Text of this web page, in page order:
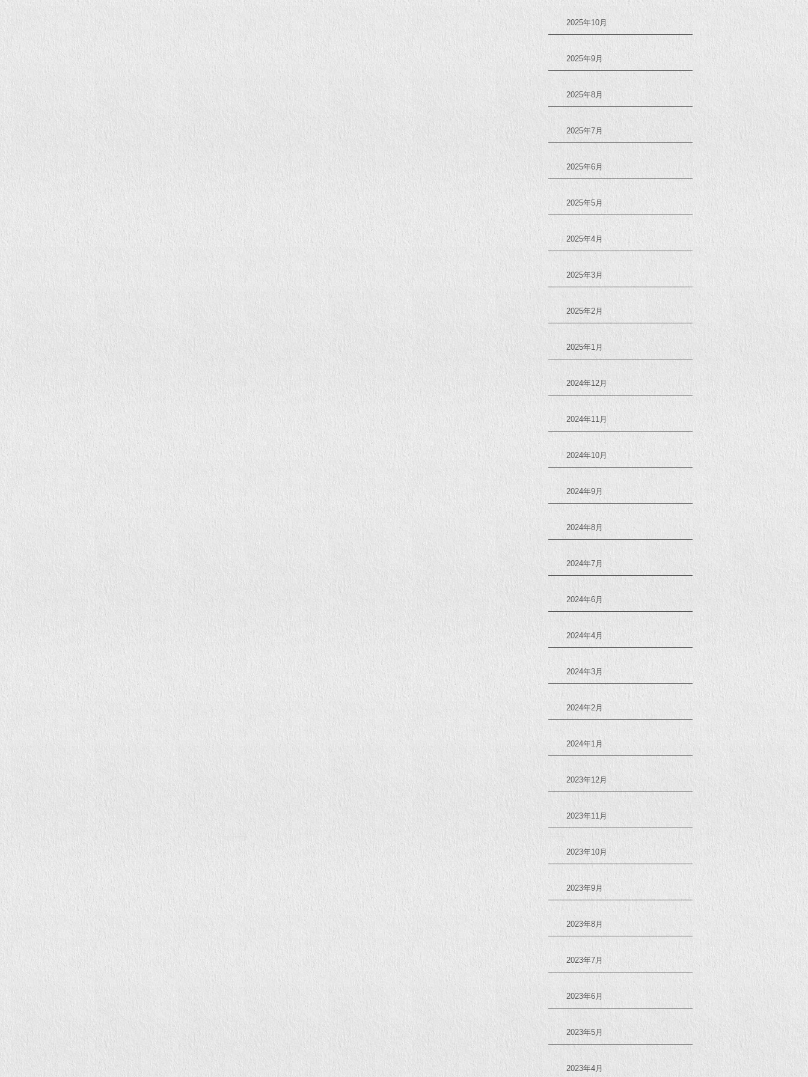
2025年10月
2025年9月
2025年8月
2025年7月
2025年6月
2025年5月
2025年4月
2025年3月
2025年2月
2025年1月
2024年12月
2024年11月
2024年10月
2024年9月
2024年8月
2024年7月
2024年6月
2024年4月
2024年3月
2024年2月
2024年1月
2023年12月
2023年11月
2023年10月
2023年9月
2023年8月
2023年7月
2023年6月
2023年5月
2023年4月